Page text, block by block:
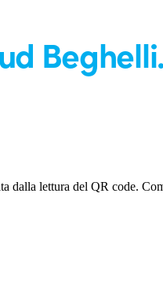
Beghelli.
dalla lettura del QR code.